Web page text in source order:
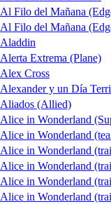
Al Filo del Mañana
Al Filo del Mañana
Aladdin
Alerta Extrema (Plane)
Alex Cross
Alexander y un Día
Aliados (Allied)
Alice in Wonderland
Alice in Wonderland
Alice in Wonderland
Alice in Wonderland
Alice in Wonderland
Alice in Wonderland